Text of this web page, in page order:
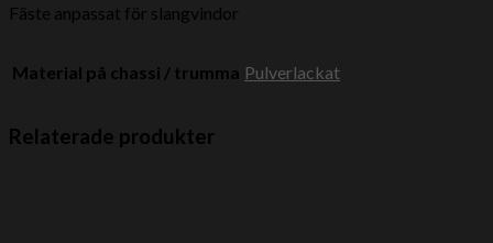
Fäste anpassat för slangvindor
Material på chassi / trumma Pulverlackat
Relaterade produkter